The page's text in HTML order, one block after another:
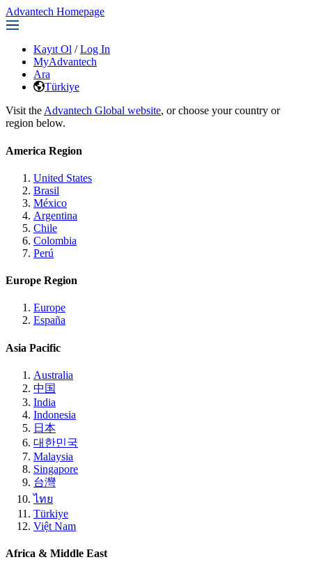
Advantech Homepage
Kayıt Ol / Log In
MyAdvantech
Ara
Türkiye
Visit the Advantech Global website, or choose your country or
region below.
America Region
United States
Brasil
México
Argentina
Chile
Colombia
Perú
Europe Region
Europe
España
Asia Pacific
Australia
中国
India
Indonesia
日本
대한민국
Malaysia
Singapore
台灣
ไทย
Türkiye
Việt Nam
Africa & Middle East